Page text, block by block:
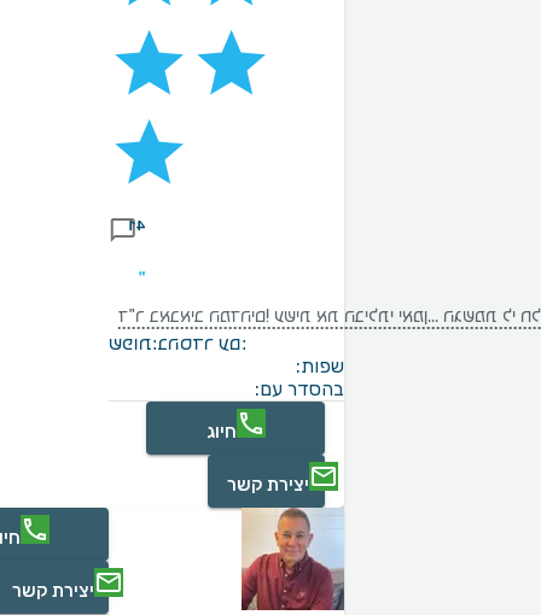
41
מאירות כאחד. תודה על הכל! אני קמה עם חיוך כל בוקר!
שפות:בהסדר עם:
שפות:
בהסדר עם:
חיוג
יצירת קשר
יצירת קשר